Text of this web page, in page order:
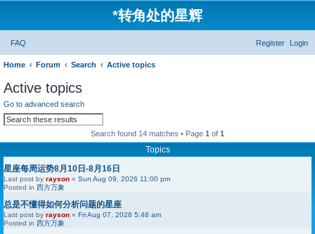
*转角处的星辉
FAQ Login
Register
Home Forum Search Active topics
Active topics
Go to advanced search
S
e
r
h
A
d
a
c
e
d
s
e
a
r
c
h
Search found 14 matches • Page 1 of 1
Topics
星座每周运势8月10日-8月16日
Last post by rayson « Sun Aug 09, 2026 11:00 pm
Posted in 西方万象
总是不懂得如何分析问题的星座
Last post by rayson « Fri Aug 07, 2026 5:48 am
Posted in 西方万象